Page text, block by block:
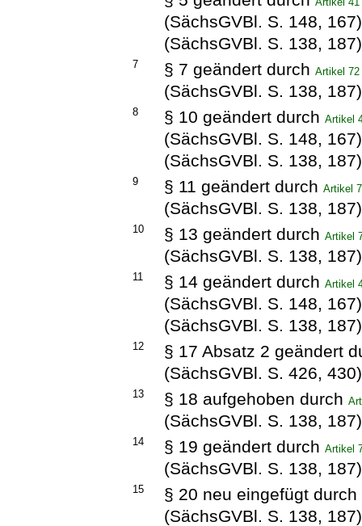
(SächsGVBl. S. 148,
(SächsGVBl. S. 138, 187)
7 § 7 geändert durchArtikel
(SächsGVBl. S. 138, 187)
8 § 10 geändert durchArtikel
(SächsGVBl. S. 148,
(SächsGVBl. S. 138, 187)
9 § 11 geändert durchArtikel
(SächsGVBl. S. 138, 187)
10 § 13 geändert durchArtikel
(SächsGVBl. S. 138, 187)
11 § 14 geändert durchArtikel
(SächsGVBl. S. 148,
(SächsGVBl. S. 138, 187)
12
§ 17 Absatz 2 geändert
(SächsGVBl. S. 426, 430)
13 § 18 aufgehoben durch
(SächsGVBl. S. 138, 187)
14 § 19 geändert durchArtikel
(SächsGVBl. S. 138, 187)
15
§ 20 neu eingefügt durch
(SächsGVBl. S. 138, 187)